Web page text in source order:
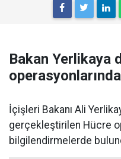
Bakan Yerlikaya
İçişleri Bakanı Ali
gerçekleştirilen Hücre
bilgilendirmelerde